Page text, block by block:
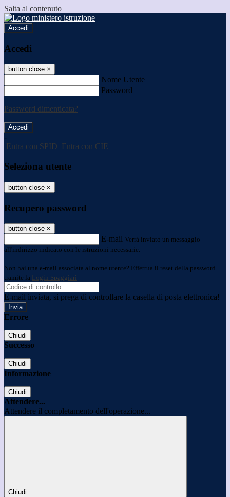
Salta al contenuto
Accedi
Accedi
button close ×
Nome Utente
Password
Password dimenticata?
-
Entra con SPID Entra con CIE
Seleziona utente
button close ×
Recupero password
button close ×
E-mail Verrà inviato un messaggio
all'indirizzo indicato con le istruzioni necessarie.
Non hai una e-mail associata al nome utente? Effettua il reset della password
tramite la Login Spaggiari
E-mail inviata, si prega di controllare la casella di posta elettronica!
Errore
Chiudi
Successo
Chiudi
Informazione
Chiudi
Attendere...
Attendere il completamento dell'operazione...
Chiudi